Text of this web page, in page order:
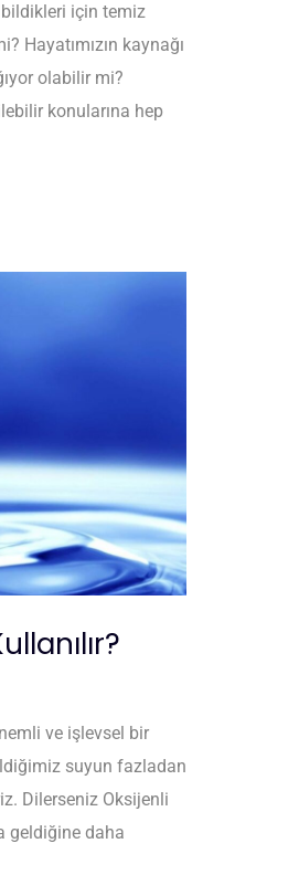
için temiz
Hayatımızın kaynağı
olabilir mi?
konularına hep
ve işlevsel bir
suyun fazladan
Dilerseniz Oksijenli
geldiğine daha